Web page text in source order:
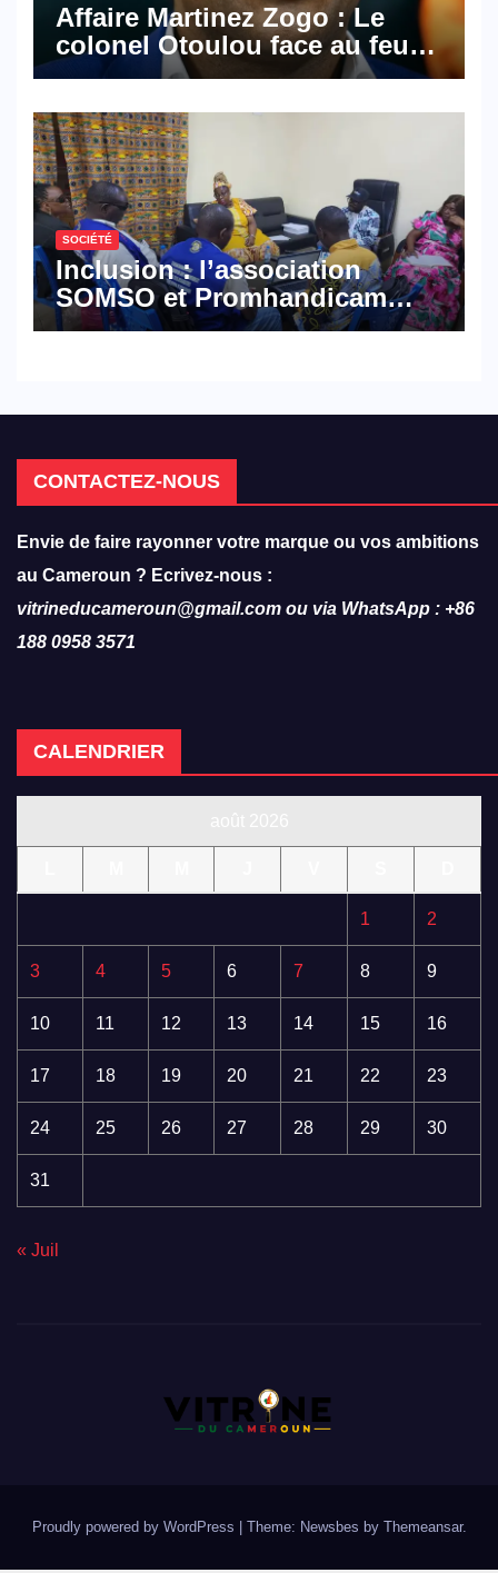
Affaire Martinez Zogo : Le
colonel Otoulou face au feu
croisé des avocats de la
SOCIÉTÉ
Inclusion : l’association
SOMSO et Promhandicam
militent en faveur d’une
CONTACTEZ-NOUS
Envie de faire rayonner votre marque ou vos ambitions
au Cameroun ? Ecrivez-nous :
vitrineducameroun@gmail.com ou via WhatsApp : +86
188 0958 3571
CALENDRIER
1 2
3 4 5 6 7 8 9
10 11 12 13 14 15 16
17 18 19 20 21 22 23
24 25 26 27 28 29 30
31
« Juil
Proudly powered by WordPress Theme: Newsbes by Themeansar.